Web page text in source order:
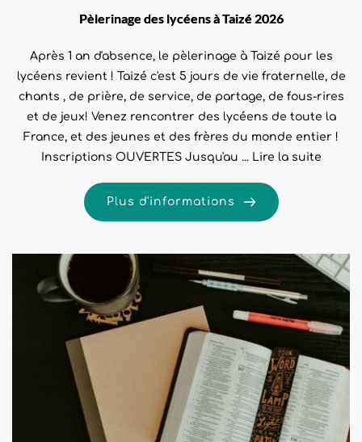
Pèlerinage des lycéens à Taizé 2026
Après 1 an d'absence, le pèlerinage à Taizé pour les
lycéens revient ! Taizé c'est 5 jours de vie fraternelle, de
chants , de prière, de service, de partage, de fous-rires
et de jeux! Venez rencontrer des lycéens de toute la
France, et des jeunes et des frères du monde entier !
Inscriptions OUVERTES Jusqu'au ... Lire la suite
Plus d'informations